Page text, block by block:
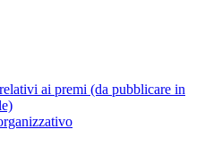
ai premi (da pubblicare in